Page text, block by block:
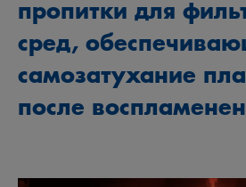
пропитки для
сред,
самозатухание
после